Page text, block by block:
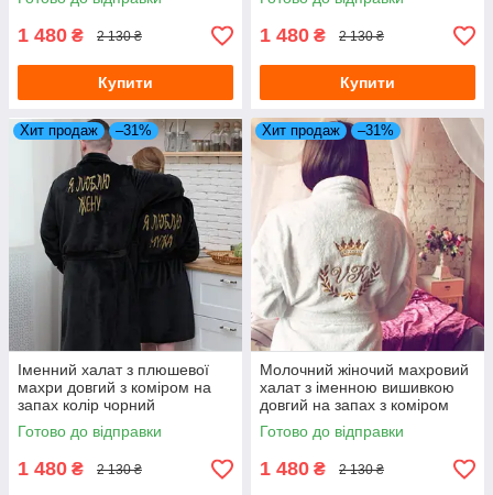
1 480 ₴ 2 130 ₴
Купити
1 480 ₴ 2 130 ₴
Купити
Хит продаж –31%
Іменний халат з плюшевої
махри довгий з коміром на
запах колір чорний
Готово до відправки
1 480 ₴ 2 130 ₴
Хит продаж –31%
Молочний жіночий махровий
халат з іменною вишивкою
довгий на запах з коміром
Готово до відправки
1 480 ₴ 2 130 ₴